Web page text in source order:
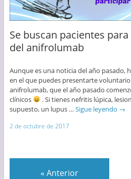
Se buscan pacientes
del anifrolumab
Aunque es una noticia del año pasado,
en el que puedes presentarte
anifrolumab, que el año pasado
clínicos
. Si tienes nefritis lúpica,
supuesto, un lupus … Sigue leyendo →
2 de octubre de 2017
« Anterior